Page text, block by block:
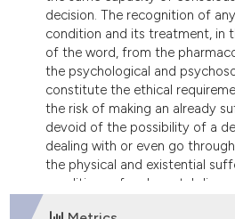
decision. The recognition of
condition and its treatment, in
of the word, from the
the psychological and
constitute the ethical
the risk of making an already
devoid of the possibility of a
dealing with or even go
the physical and existential
conditions of real mental